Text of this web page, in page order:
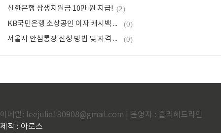
신한은행 상생지원금 10만 원 지급! (2)
KB국민은행 소상공인 이자 캐시백 100억 원 지급! 대상자 조건과 신청 방법 총정리 (0)
서울시 안심통장 신청 방법 및 자격 총정리 (0)
이메일: leejulie190908@gmail.com | 운영자 : 쥴리헤드라인
제작 : 아로스